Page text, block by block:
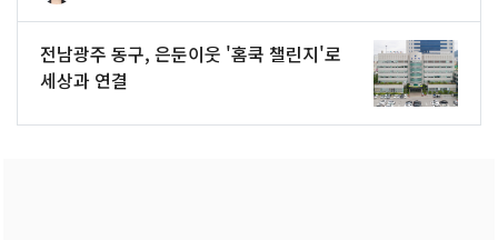
전남광주 동구, 은둔이웃 '홈쿡 챌린지'로
세상과 연결